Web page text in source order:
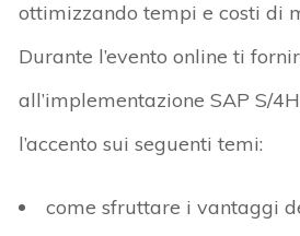
ottimizzando tempi e costi di
Durante l’evento online ti
all’implementazione SAP S/
l’accento sui seguenti temi:
come sfruttare i vantaggi